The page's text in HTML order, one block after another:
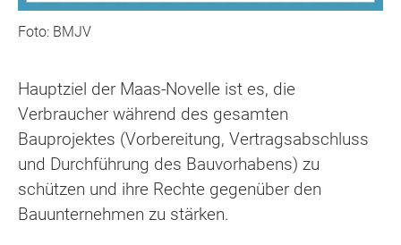
Foto: BMJV
Hauptziel der Maas-Novelle ist es, die
Verbraucher während des gesamten
Bauprojektes (Vorbereitung, Vertragsabschluss
und Durchführung des Bauvorhabens) zu
schützen und ihre Rechte gegenüber den
Bauunternehmen zu stärken.